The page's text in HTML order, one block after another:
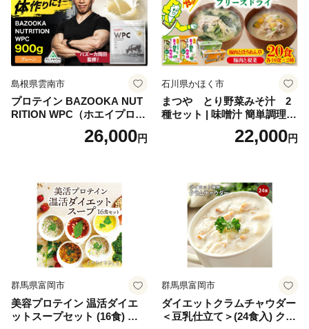
おせち こだわりおせち 惣菜
老舗おせち ふるさと納税お
せち 御節 お節料理 正月 調理
不要 おせち料理2027
島根県雲南市
プロテイン BAZOOKA NUT
RITION WPC（ホエイプロテ
イン）＜プレーン＞ 900g｜
バズーカ岡田監修・植物由来
ロン [AIEN005]
26,000円
石川県かほく市
まつや とり野菜みそ汁 2
種セット | 味噌汁 簡単調理
お味噌 おみそ みそ とり野菜
時短料理 時短ごはん ご当地
22,000円
群馬県富岡市
美容プロテイン 温活ダイエ
ットスープセット (16食) 小
群馬県富岡市
ダイエットクラムチャウダー
＜豆乳仕立て＞(24食入) クラ